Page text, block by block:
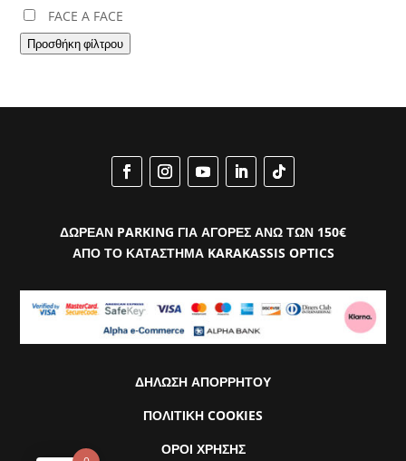
FACE A FACE
Προσθήκη φίλτρου
ΔΩΡΕΑΝ PARKING ΓΙΑ ΑΓΟΡΕΣ ΑΝΩ ΤΩΝ 150€
ΑΠΟ ΤΟ ΚΑΤΑΣΤΗΜΑ KARAKASSIS OPTICS
ΔΗΛΩΣΗ ΑΠΟΡΡΗΤΟΥ
ΠΟΛΙΤΙΚΗ COOKIES
ΟΡΟΙ ΧΡΗΣΗΣ